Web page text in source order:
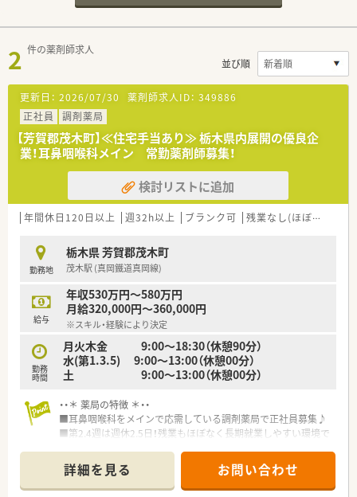
2 件の薬剤師求人
並び順
更新日： 2026/07/30 薬剤師求人ID： 349886
正社員
調剤薬局
【芳賀郡茂木町】≪住宅手当あり≫ 栃木県内展開の優良企
業！耳鼻咽喉科メイン 常勤薬剤師募集！
検討リストに追加
年間休日120日以上 週32h以上 ブランク可 残業なし(ほぼなし含む)
勤務地
栃木県 芳賀郡茂木町
茂木駅 (真岡鐵道真岡線)
給与
年収530万円～580万円
月給320,000円～360,000円
※スキル・経験により決定
勤務
時間
月火木金 9:00～18:30（休憩90分）
水(第1.3.5) 9:00～13:00（休憩00分）
土 9:00～13:00（休憩00分）
・・＊ 薬局の特徴 ＊・・
■耳鼻咽喉科をメインで応需している調剤薬局で正社員募集♪
■第2.4週は週休2.5日！残業もほぼなく長期就業しやすい環境で
■借り上げ社宅制度・住宅手当あり！栃木県内を中心に展開して
おり安定経営の企業です。
詳細を見る お問い合わせ